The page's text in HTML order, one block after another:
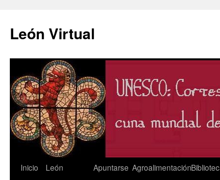
León Virtual
Saltar
Inicio
León
Apuntarse Agroalimentación